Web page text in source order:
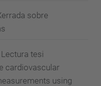
sobre
tesi
cardiovascular
using